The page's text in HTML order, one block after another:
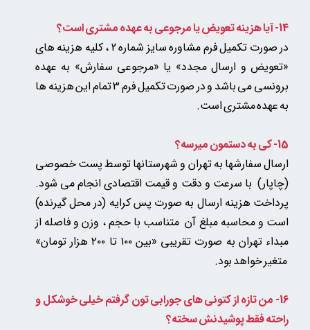
14- آیا هزینه تعویض یا مرجوعی به عهده مشتری است؟
در صورت تکمیل فرم مشاوره سایز شماره 2 ، کلیه هزینه های
«تعویض و ارسال مجدد» یا «مرجوعی سفارش» به عهده
برونسی می باشد و در صورت تکمیل فرم 3 تمام این هزینه ها
به عهده مشتری است.
15- کی به دستمون میرسه؟
ارسال سفارشها به تهران و شهرستانها توسط پست خصوصی
(چاپار) با سرعت و دقت و قیمت اقتصادی انجام می شود.
پرداخت هزینه ارسال به صورت پس کرایه (در محل گیرنده)
است و محاسبه مبلغ آن متناسب با حجم ، وزن و فاصله از
مبداء تهران به صورت تقریبی «بین ۱۰۰ تا ۲۰۰ هزار تومان»​​​​​​​
متغیر خواهد بود.​​​​​​​
16- من تازه از کتونی های جورابی تون گرفتم خیلی خوشکل و
راحته فقط پوشیدنش سخته؟